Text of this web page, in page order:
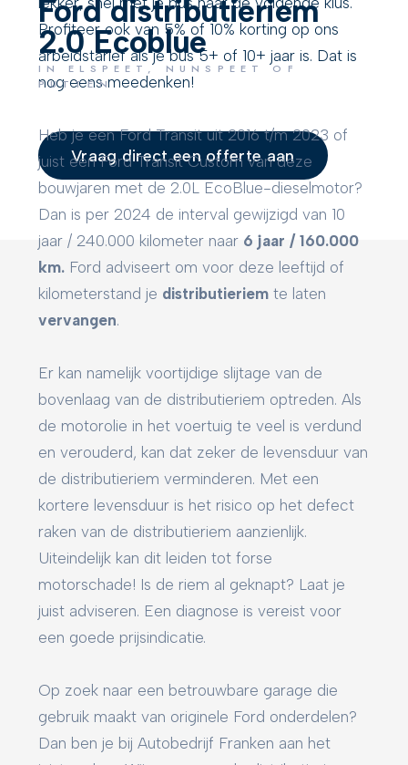
Profiteer ook van 5% of 10% korting op ons
arbeidstarief als je bus 5+ of 10+ jaar is. Dat is
nog eens meedenken!
Vraag direct een offerte aan
Ford distributieriem
2.0 Ecoblue
I N ELSPEET, NUNSPEET OF
PUTTEN
Heb je een Ford Transit uit 2016 t/m 2023 of
juist een Ford Transit Custom van deze
bouwjaren met de 2.0L EcoBlue-dieselmotor?
Dan is per 2024 de interval gewijzigd van 10
jaar / 240.000 kilometer naar 6 jaar / 160.000
km. Ford adviseert om voor deze leeftijd of
kilometerstand je distributieriem te laten
vervangen.
Er kan namelijk voortijdige slijtage van de
bovenlaag van de distributieriem optreden. Als
de motorolie in het voertuig te veel is verdund
en verouderd, kan dat zeker de levensduur van
de distributieriem verminderen. Met een
kortere levensduur is het risico op het defect
raken van de distributieriem aanzienlijk.
Uiteindelijk kan dit leiden tot forse
motorschade! Is de riem al geknapt? Laat je
juist adviseren. Een diagnose is vereist voor
een goede prijsindicatie.
Op zoek naar een betrouwbare garage die
gebruik maakt van originele Ford onderdelen?
Dan ben je bij Autobedrijf Franken aan het